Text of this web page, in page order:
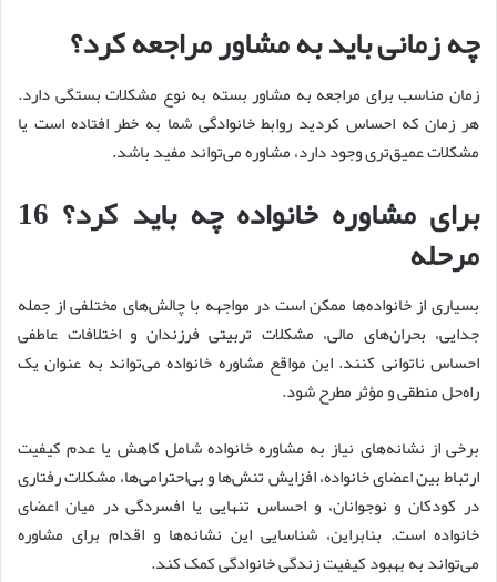
چه زمانی باید به مشاور مراجعه کرد؟
زمان مناسب برای مراجعه به مشاور بسته به نوع مشکلات بستگی دارد.
هر زمان که احساس کردید روابط خانوادگی شما به خطر افتاده است یا
مشکلات عمیق‌تری وجود دارد، مشاوره می‌تواند مفید باشد.
برای مشاوره خانواده چه باید کرد؟ 16
مرحله
بسیاری از خانواده‌ها ممکن است در مواجهه با چالش‌های مختلفی از جمله
جدایی، بحران‌های مالی، مشکلات تربیتی فرزندان و اختلافات عاطفی
احساس ناتوانی کنند. این مواقع مشاوره خانواده می‌تواند به عنوان یک
راه‌حل منطقی و مؤثر مطرح شود.
برخی از نشانه‌های نیاز به مشاوره خانواده شامل کاهش یا عدم کیفیت
ارتباط بین اعضای خانواده، افزایش تنش‌ها و بی‌احترامی‌ها، مشکلات رفتاری
در کودکان و نوجوانان، و احساس تنهایی یا افسردگی در میان اعضای
خانواده است. بنابراین، شناسایی این نشانه‌ها و اقدام برای مشاوره
می‌تواند به بهبود کیفیت زندگی خانوادگی کمک کند.